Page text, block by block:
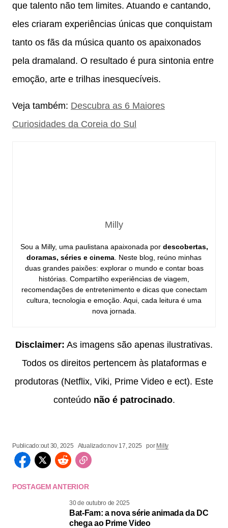
que talento não tem limites. Atuando e cantando,
eles criaram experiências únicas que conquistam
tanto os fãs da música quanto os apaixonados
pela dramaland. O resultado é pura sintonia entre
emoção, arte e trilhas inesquecíveis.
Veja também: Descubra as 6 Maiores
Curiosidades da Coreia do Sul
Milly
Sou a Milly, uma paulistana apaixonada por descobertas,
doramas, séries e cinema . Neste blog, reúno minhas
duas grandes paixões: explorar o mundo e contar boas
histórias. Compartilho experiências de viagem,
recomendações de entretenimento e dicas que conectam
cultura, tecnologia e emoção. Aqui, cada leitura é uma
nova jornada.
Disclaimer: As imagens são apenas ilustrativas.
Todos os direitos pertencem às plataformas e
produtoras (Netflix, Viki, Prime Video e ect). Este
conteúdo não é patrocinado.
Publicado:out 30, 2025 Atualizado:nov 17, 2025 por Milly
POSTAGEM ANTERIOR
30 de outubro de 2025
Bat-Fam: a nova série animada da DC
chega ao Prime Video